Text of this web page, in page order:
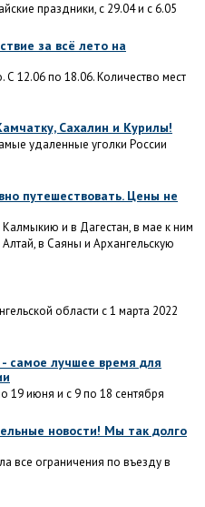
праздники, с 29.04 и с 6.05
за всё лето на
С 12.06 по 18.06. Количество мест
Сахалин и Курилы!
удаленные уголки России
путешествовать. Цены не
Калмыкию и в Дагестан, в мае к ним
в Саяны и Архангельскую
области с 1 марта 2022
самое лучшее время для
19 июня и с 9 по 18 сентября
новости! Мы так долго
все ограничения по въезду в